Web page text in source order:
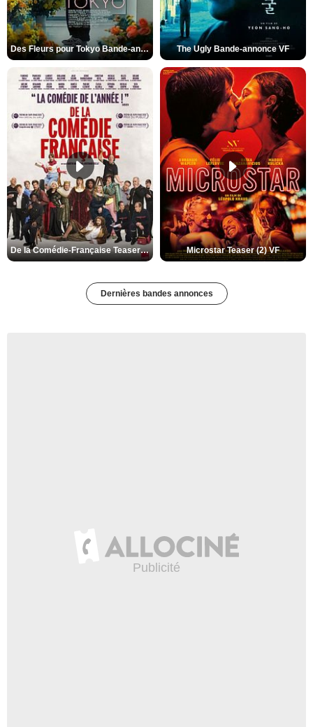
Des Fleurs pour Tokyo Bande-annonce VO STFR The Ugly Bande-annonce VF
De la Comédie-Française Teaser (3) VF Microstar Teaser (2) VF
Dernières bandes annonces